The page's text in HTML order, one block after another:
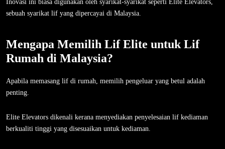
Inovasi ini biasa digunakan oleh syarikat-syarikat seperti Elite Elevators,
sebuah syarikat lif yang dipercayai di Malaysia.
Mengapa Memilih Lif Elite untuk Lif
Rumah di Malaysia?
Apabila memasang lif di rumah, memilih pengeluar yang betul adalah
penting.
Elite Elevators dikenali kerana menyediakan penyelesaian lif kediaman
berkualiti tinggi yang disesuaikan untuk kediaman.